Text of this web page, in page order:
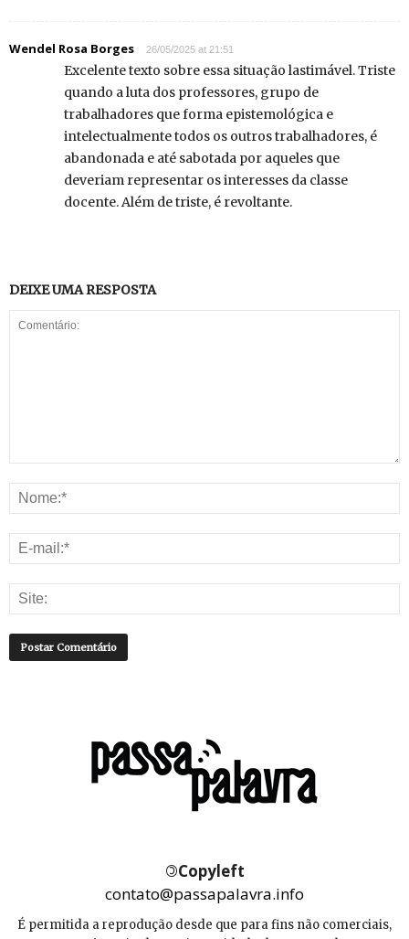
Wendel Rosa Borges 26/05/2025 at 21:51
Excelente texto sobre essa situação lastimável. Triste
quando a luta dos professores, grupo de
trabalhadores que forma epistemológica e
intelectualmente todos os outros trabalhadores, é
abandonada e até sabotada por aqueles que
deveriam representar os interesses da classe
docente. Além de triste, é revoltante.
DEIXE UMA RESPOSTA
©Copyleft
contato@passapalavra.info
É permitida a reprodução desde que para fins não comerciais,